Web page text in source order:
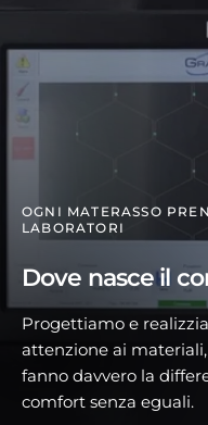
OGNI MATERASSO
LABORATORI
Dove nasce il
Progettiamo e
attenzione ai
fanno davvero la
comfort senza eguali.